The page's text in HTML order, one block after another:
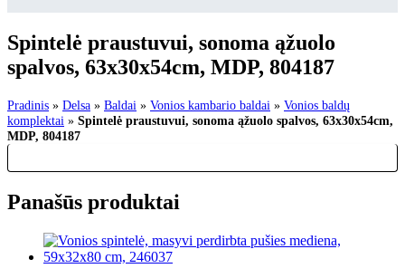
Spintelė praustuvui, sonoma ąžuolo
spalvos, 63x30x54cm, MDP, 804187
Pradinis » Delsa » Baldai » Vonios kambario baldai » Vonios baldų
komplektai » Spintelė praustuvui, sonoma ąžuolo spalvos, 63x30x54cm,
MDP, 804187
Panašūs produktai